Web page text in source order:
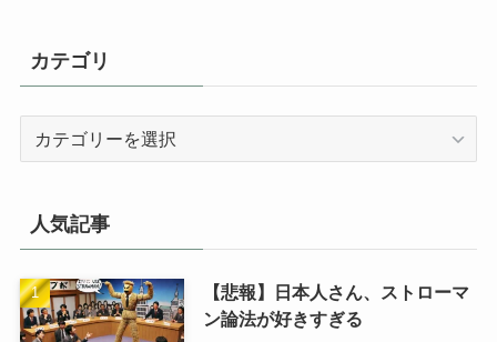
カテゴリ
人気記事
【悲報】日本人さん、ストローマ
ン論法が好きすぎる